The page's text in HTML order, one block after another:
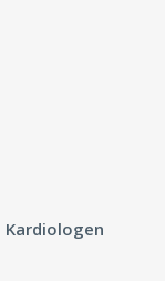
Kardiologen